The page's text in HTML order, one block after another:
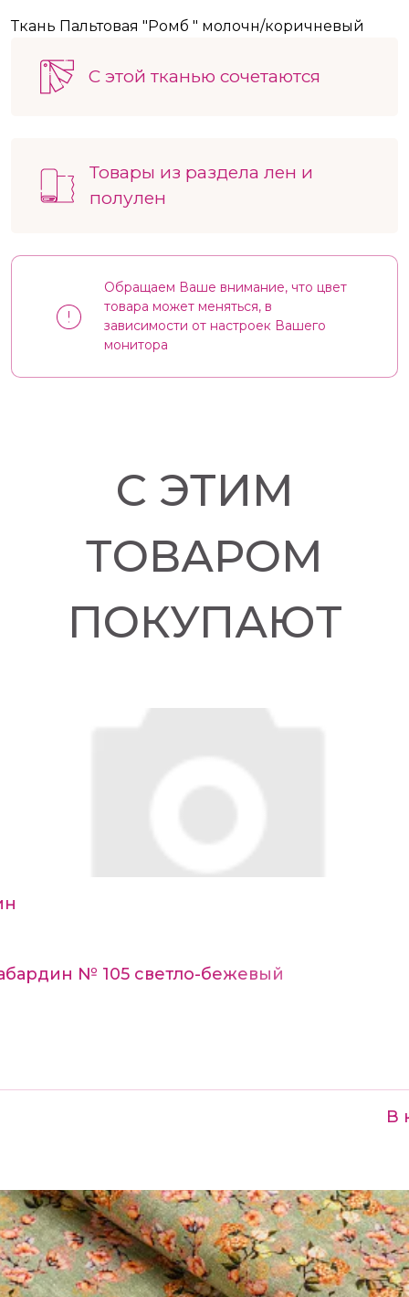
Ткань Пальтовая "Ромб " молочн/коричневый
С этой тканью сочетаются
Товары из раздела лен и
полулен
Обращаем Ваше внимание, что цвет
товара может меняться, в
зависимости от настроек Вашего
монитора
С ЭТИМ
ТОВАРОМ
ПОКУПАЮТ
№ 105 светло-бежевый
В